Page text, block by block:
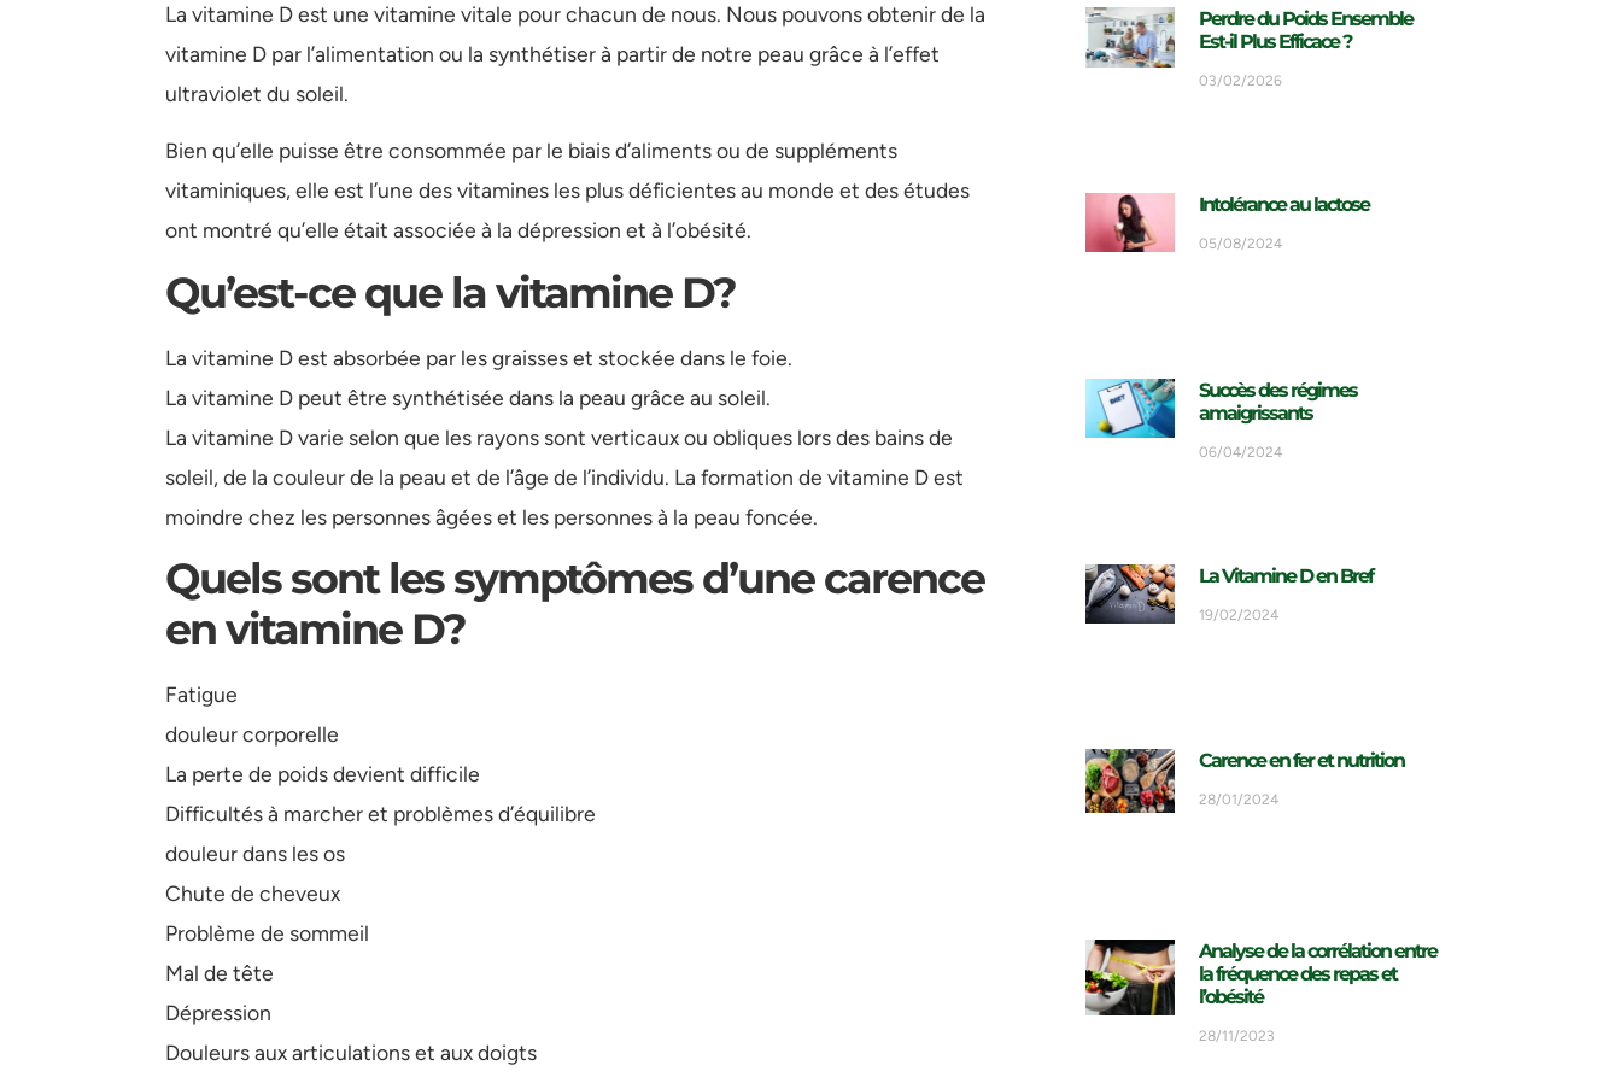
La vitamine D est une vitamine vitale pour chacun de nous. Nous pouvons obtenir de la
vitamine D par l’alimentation ou la synthétiser à partir de notre peau grâce à l’effet
ultraviolet du soleil.
Bien qu’elle puisse être consommée par le biais d’aliments ou de suppléments
vitaminiques, elle est l’une des vitamines les plus déficientes au monde et des études
ont montré qu’elle était associée à la dépression et à l’obésité.
Qu’est-ce que la vitamine D?
La vitamine D est absorbée par les graisses et stockée dans le foie.
La vitamine D peut être synthétisée dans la peau grâce au soleil.
La vitamine D varie selon que les rayons sont verticaux ou obliques lors des bains de
soleil, de la couleur de la peau et de l’âge de l’individu. La formation de vitamine D est
moindre chez les personnes âgées et les personnes à la peau foncée.
Quels sont les symptômes d’une carence
en vitamine D?
Fatigue
douleur corporelle
La perte de poids devient difficile
Difficultés à marcher et problèmes d’équilibre
douleur dans les os
Chute de cheveux
Problème de sommeil
Mal de tête
Dépression
Douleurs aux articulations et aux doigts
Perdre du Poids Ensemble
Est-il Plus Efficace ?
03/02/2026
Intolérance au lactose
05/08/2024
Succès des régimes
amaigrissants
06/04/2024
La Vitamine D en Bref
19/02/2024
Carence en fer et nutrition
28/01/2024
Analyse de la corrélation entre
la fréquence des repas et
l’obésité
28/11/2023